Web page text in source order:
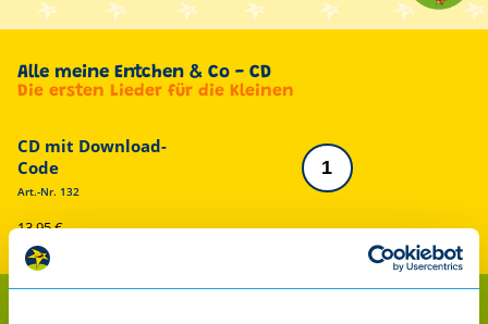
Alle meine Entchen & Co - CD
Die ersten Lieder für die Kleinen
CD mit Download-
Code
Art.-Nr. 132
13,95 €
inkl. gesetzl. MwSt.